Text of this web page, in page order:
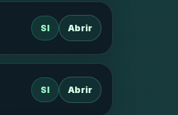
SI Abrir
SI Abrir